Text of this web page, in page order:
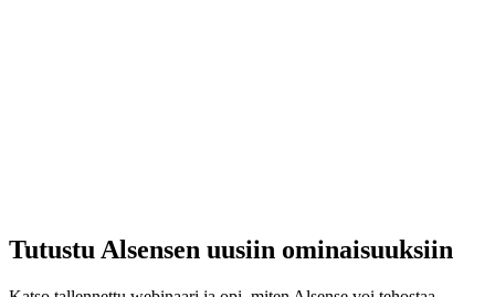
Tutustu Alsensen uusiin ominaisuuksiin